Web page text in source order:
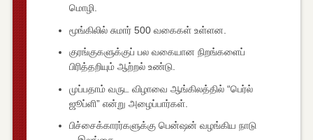
மொழி.
மூங்கிலில் சுமார் 500 வகைகள் உள்ளன.
குரங்குகளுக்குப் பல வகையான நிறங்களைப்
பிரித்தறியும் ஆற்றல் உண்டு.
முப்பதாம் வருட விழாவை ஆங்கிலத்தில் “பெர்ல்
ஜூப்ளி” என்று அழைப்பார்கள்.
பிச்சைக்காரர்களுக்கு பென்ஷன் வழங்கிய நாடு